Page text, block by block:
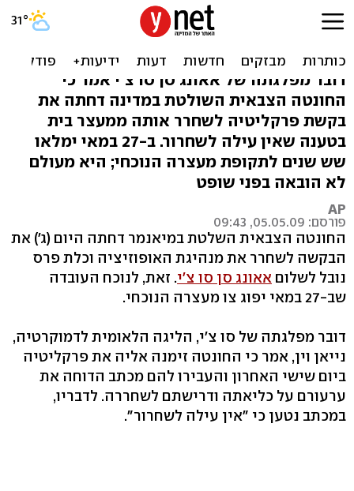
החונטה במיאנמר: מנהיגת
האופוזיציה לא תשוחרר
דובר מפלגתה של אאונג סן סו צ'י אמר כי
החונטה הצבאית השולטת במדינה דחתה את
בקשת פרקליטיה לשחרר אותה ממעצר בית
בטענה שאין עילה לשחרור. ב-27 במאי ימלאו
שש שנים לתקופת מעצרה הנוכחי; היא מעולם
לא הובאה בפני שופט
AP
פורסם: 05.05.09, 09:43
החונטה הצבאית השלטת במיאנמר דחתה היום (ג') את
הבקשה לשחרר את מנהיגת האופוזיציה וכלת פרס
נובל לשלום אאונג סן סו צ'י. זאת, לנוכח העובדה
שב-27 במאי יפוג צו מעצרה הנוכחי.
דובר מפלגתה של סו צ'י, הליגה הלאומית לדמוקרטיה,
נייאן וין, אמר כי החונטה זימנה אליה את פרקליטיה
ביום שישי האחרון והעבירו להם מכתב הדוחה את
ערעורם על כליאתה ודרישתם לשחררה. לדבריו,
במכתב נטען כי "אין עילה לשחרור".